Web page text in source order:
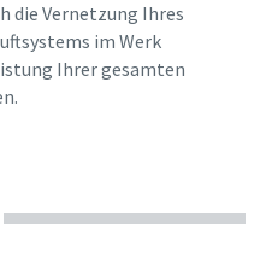
die Vernetzung Ihres
im Werk
Ihrer gesamten